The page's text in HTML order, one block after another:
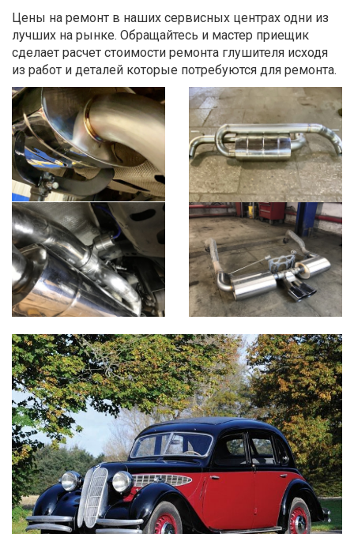
Цены на ремонт в наших сервисных центрах одни из
лучших на рынке. Обращайтесь и мастер приещик
сделает расчет стоимости ремонта глушителя исходя
из работ и деталей которые потребуются для ремонта.